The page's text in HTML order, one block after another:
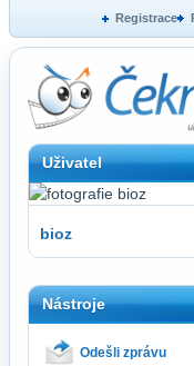
Registrace
Uživatel
bioz
Nástroje
Odešli zprávu